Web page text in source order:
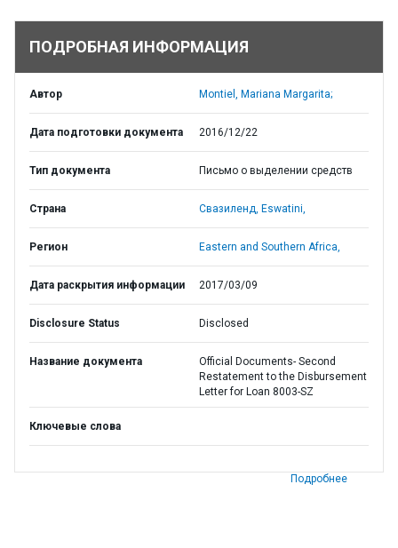
ПОДРОБНАЯ ИНФОРМАЦИЯ
Автор Montiel, Mariana Margarita;
Дата подготовки документа 2016/12/22
Тип документа Письмо о выделении средств
Страна Свазиленд, Eswatini,
Регион Eastern and Southern Africa,
Дата раскрытия информации 2017/03/09
Disclosure Status Disclosed
Название документа
Official Documents- Second
Restatement to the Disbursement
Letter for Loan 8003-SZ
Ключевые слова
Подробнее